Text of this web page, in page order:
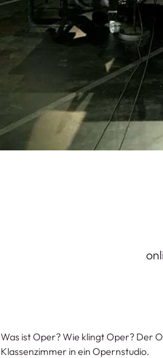
Was ist Oper? Wie klingt Oper? Der
Klassenzimmer in ein Opernstudio.